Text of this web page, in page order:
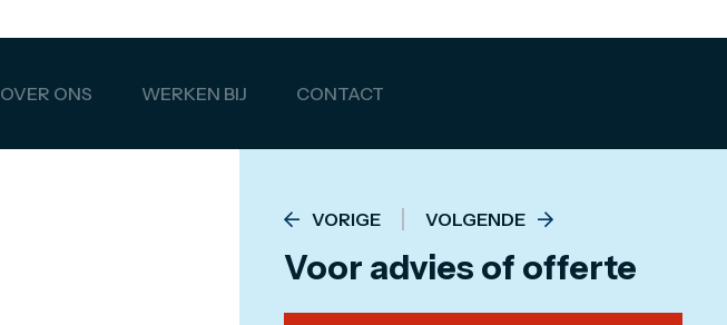
OVER ONS WERKEN BIJ CONTACT
VORIGE VOLGENDE
Voor advies of offerte